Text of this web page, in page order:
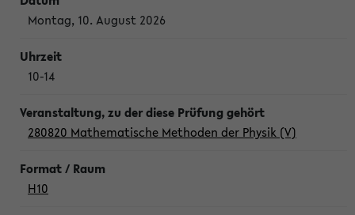
Montag, 10. August 2026
10-14
280820 Mathematische Methoden der Physik (V)
H10